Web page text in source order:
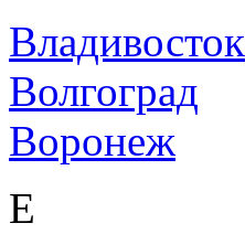
Владивосток
Волгоград
Воронеж
Е